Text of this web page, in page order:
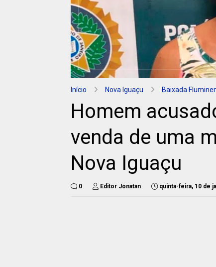
Início Nova Iguaçu Baixada
Homem
venda de uma
Nova Iguaçu
0 Editor Jonatan quinta-feira, 10 de